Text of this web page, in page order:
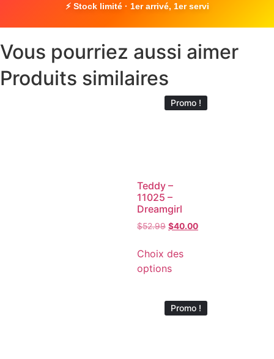
⚡ Stock limité · 1er arrivé, 1er servi
Vous pourriez aussi aimer
Produits similaires
Promo !
Teddy –
11025 –
Dreamgirl
$52.99 $40.00
Choix des
options
Promo !